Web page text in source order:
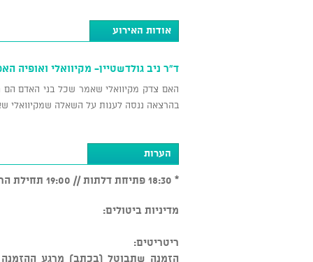
אודות האירוע
ד"ר ניב גולדשטיין- מקיוואלי ואופיה
האם צדק מקיוואלי שאמר שכל בני האדם הם
בהרצאה ננסה לענות על השאלה שמקיוואלי
הערות
* 18:30 פתיחת דלתות // 19:00 תחילת הרצאה
מדיניות ביטולים:
ריטריטים: